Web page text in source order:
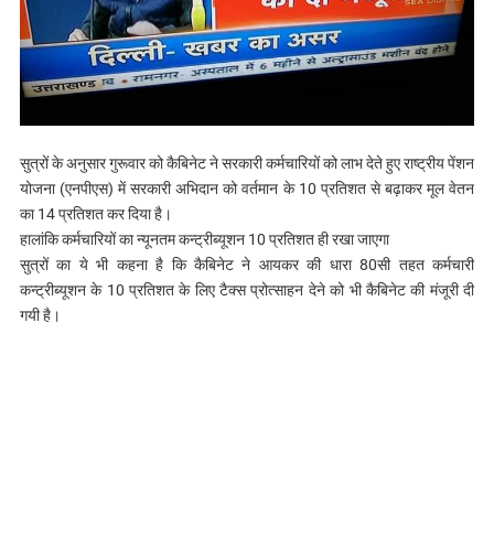
सुत्रों के अनुसार गुरूवार को कैबिनेट ने सरकारी कर्मचारियों को लाभ देते हुए राष्ट्रीय पेंशन
योजना (एनपीएस) में सरकारी अभिदान को वर्तमान के 10 प्रतिशत से बढ़ाकर मूल वेतन
का 14 प्रतिशत कर दिया है।
हालांकि कर्मचारियों का न्यूनतम कन्ट्रीब्यूशन 10 प्रतिशत ही रखा जाएगा
सुत्रों का ये भी कहना है कि कैबिनेट ने आयकर की धारा 80सी तहत कर्मचारी
कन्ट्रीब्यूशन के 10 प्रतिशत के लिए टैक्स प्रोत्साहन देने को भी कैबिनेट की मंजूरी दी
गयी है।